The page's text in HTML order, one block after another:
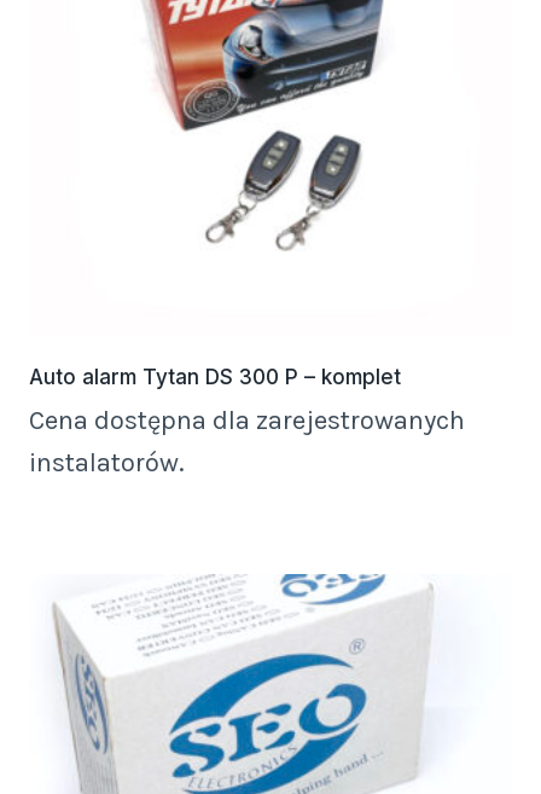
Auto alarm Tytan DS 300 P – komplet
Cena dostępna dla zarejestrowanych
instalatorów.